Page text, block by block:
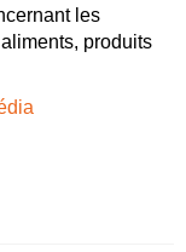
les
produits